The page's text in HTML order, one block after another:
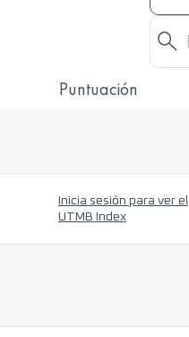
Puntuación
Inicia sesión para ver el
UTMB Index